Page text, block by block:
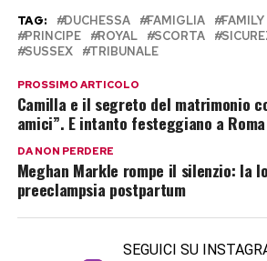
TAG: DUCHESSA FAMIGLIA FAMILY
PRINCIPE
ROYAL SCORTA
SUSSEX
TRIBUNALE
PROSSIMO ARTICOLO
Camilla e il segreto del matrimonio
amici”. E intanto festeggiano a Roma
DA NON PERDERE
Meghan Markle rompe il silenzio: la
preeclampsia postpartum
SEGUICI SU